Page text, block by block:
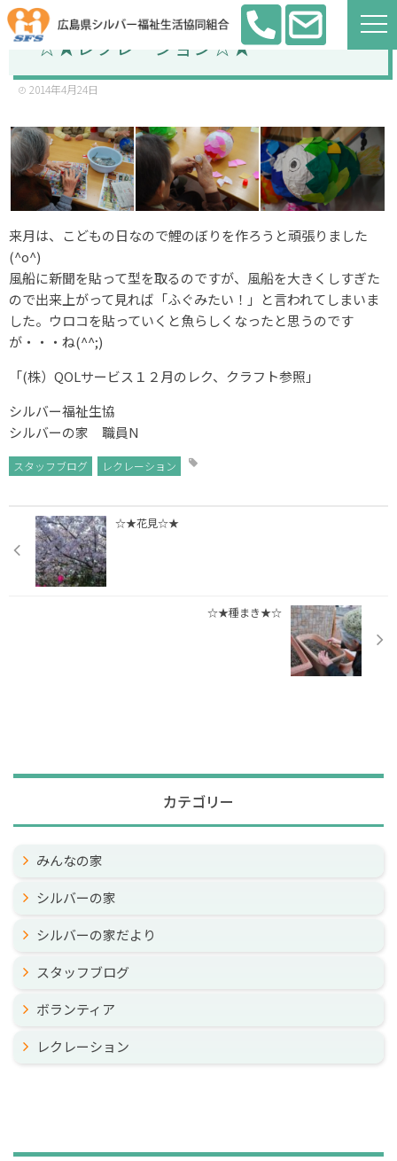
☆★レクレーション☆★
2014年4月24日
来月は、こどもの日なので鯉のぼりを作ろうと頑張りました
(^o^)
風船に新聞を貼って型を取るのですが、風船を大きくしすぎた
ので出来上がって見れば「ふぐみたい！」と言われてしまいま
した。ウロコを貼っていくと魚らしくなったと思うのです
が・・・ね(^^;)
「(株）QOLサービス１２月のレク、クラフト参照」
シルバー福祉生協
シルバーの家 職員N
スタッフブログ レクレーション
☆★花見☆★
☆★種まき★☆
カテゴリー
みんなの家
シルバーの家
シルバーの家だより
スタッフブログ
ボランティア
レクレーション